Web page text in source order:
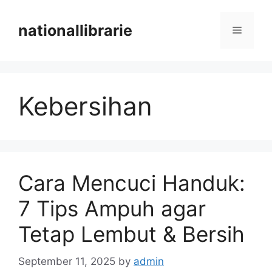
contentnationallibrarie Menu
Kebersihan
Cara Mencuci Handuk:
7 Tips Ampuh agar
Tetap Lembut & Bersih
September 11, 2025 by admin